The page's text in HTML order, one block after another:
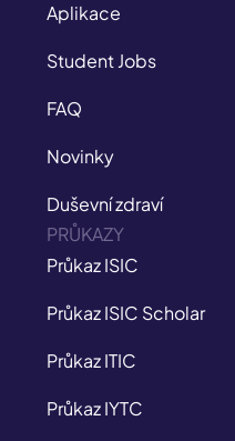
Aplikace
Student Jobs
FAQ
Novinky
Duševní zdraví
PRŮKAZY
Průkaz ISIC
Průkaz ISIC Scholar
Průkaz ITIC
Průkaz IYTC